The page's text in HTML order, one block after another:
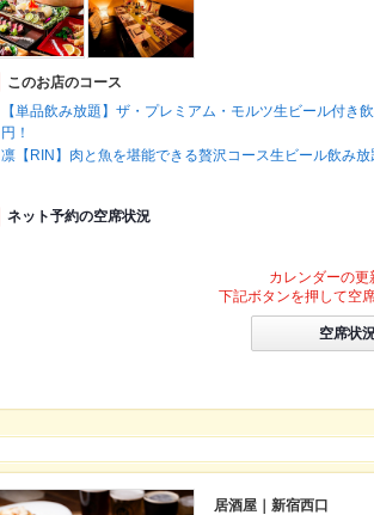
このお店のコース
【単品飲み放題】ザ・プレミアム・モルツ生ビール付き
円！
凛【RIN】肉と魚を堪能できる贅沢コース生ビール飲み
ネット予約の空席状況
カレンダーの更
下記ボタンを押して空
空席状
居酒屋｜新宿西口